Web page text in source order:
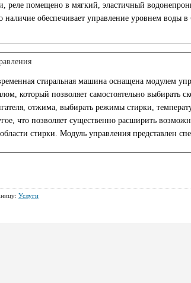
реле помещено в мягкий, эластичный
наличие обеспечивает управление уровнем воды в
стиральная машина оснащена модулем
который позволяет самостоятельно выбирать
отжима, выбирать режимы стирки,
что позволяет существенно расширить
стирки. Модуль управления представлен
Услуги